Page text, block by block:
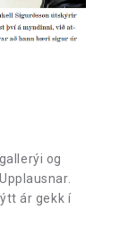
og
ár gekk í